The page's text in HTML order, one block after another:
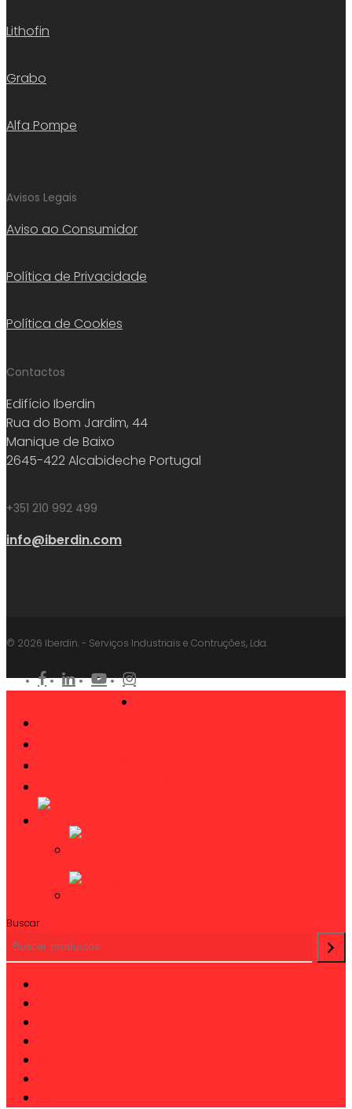
Lithofin
Grabo
Alfa Pompe
Avisos Legais
Aviso ao Consumidor
Política de Privacidade
Política de Cookies
Contactos
Edifício Iberdin
Rua do Bom Jardim, 44
Manique de Baixo
2645-422 Alcabideche Portugal
+351 210 992 499
info@iberdin.com
© 2026 Iberdin. - Serviços Industriais e Contruções, Lda.
facebook
linkedinyoutubeinstagram
IBERDIN
Buscar